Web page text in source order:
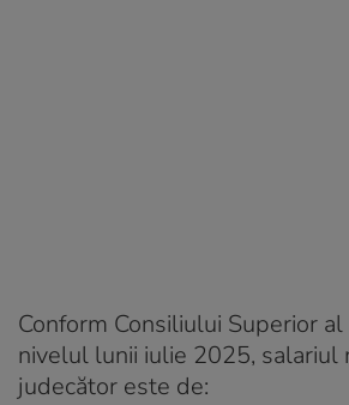
Conform Consiliului Superior
nivelul lunii iulie 2025, salariul
judecător este de: